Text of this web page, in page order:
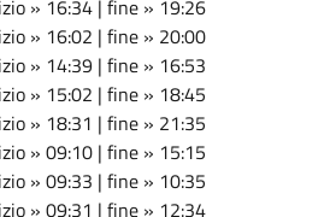
» 16:34 | fine » 19:26
» 16:02 | fine » 20:00
» 14:39 | fine » 16:53
» 15:02 | fine » 18:45
» 18:31 | fine » 21:35
» 09:10 | fine » 15:15
» 09:33 | fine » 10:35
» 09:31 | fine » 12:34